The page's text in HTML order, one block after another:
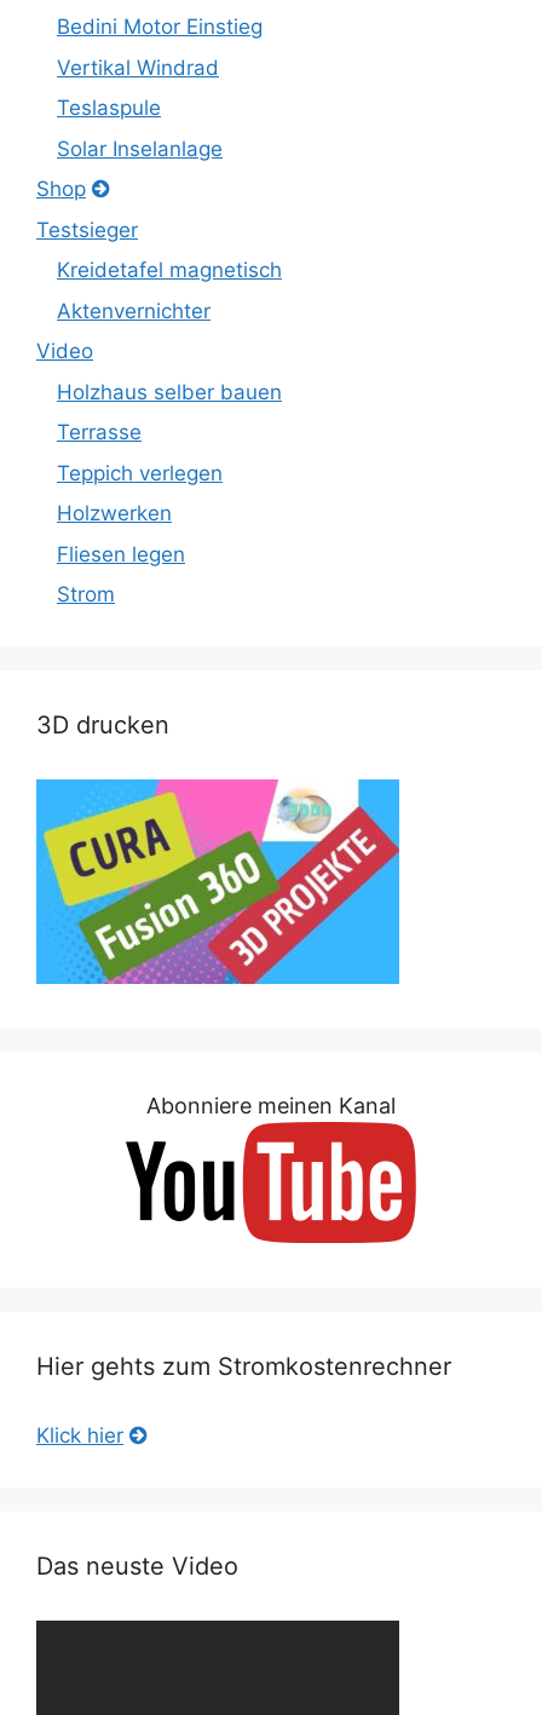
Bedini Motor Einstieg
Vertikal Windrad
Teslaspule
Solar Inselanlage
Shop
Testsieger
Kreidetafel magnetisch
Aktenvernichter
Video
Holzhaus selber bauen
Terrasse
Teppich verlegen
Holzwerken
Fliesen legen
Strom
3D drucken
Abonniere meinen Kanal
Hier gehts zum Stromkostenrechner
Klick hier
Das neuste Video